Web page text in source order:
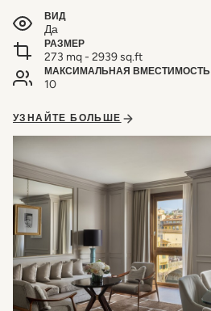
ВИД
Да
РАЗМЕР
273 mq - 2939 sq.ft
МАКСИМАЛЬНАЯ ВМЕСТИМОСТЬ
10
УЗНАЙТЕ БОЛЬШЕ